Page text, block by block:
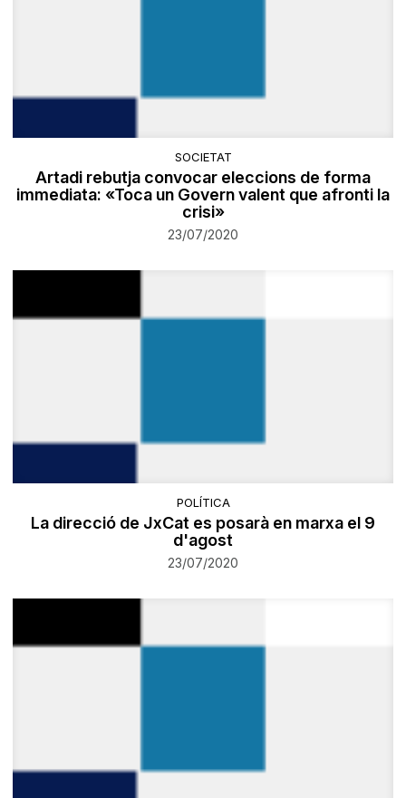
SOCIETAT
Artadi rebutja convocar eleccions de forma
immediata: «Toca un Govern valent que afronti la
crisi»
23/07/2020
POLÍTICA
La direcció de JxCat es posarà en marxa el 9
d'agost
23/07/2020